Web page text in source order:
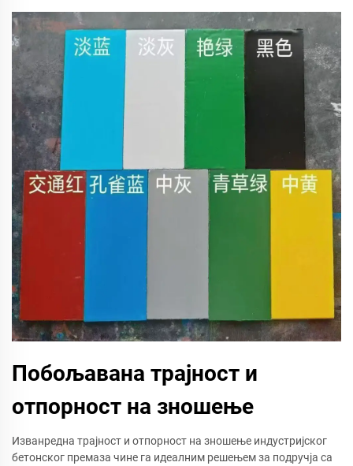
Побољавана трајност и
отпорност на зношење
Изванредна трајност и отпорност на зношење индустријског
бетонског премаза чине га идеалним решењем за подручја са